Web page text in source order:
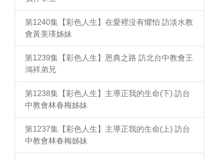
第1240集【彩色人生】在愛裡沒有懼怕 訪淡水教
會黃美瑛姊妹
第1239集【彩色人生】恩典之路 訪北台中教會王
鴻祥弟兄
第1238集【彩色人生】主導正我的生命(下) 訪台
中教會林春梅姊妹
第1237集【彩色人生】主導正我的生命(上) 訪台
中教會林春梅姊妹